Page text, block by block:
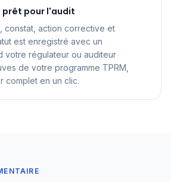
prêt pour l'audit
constat, action corrective et
est enregistré avec un
votre régulateur ou auditeur
de votre programme TPRM,
complet en un clic.